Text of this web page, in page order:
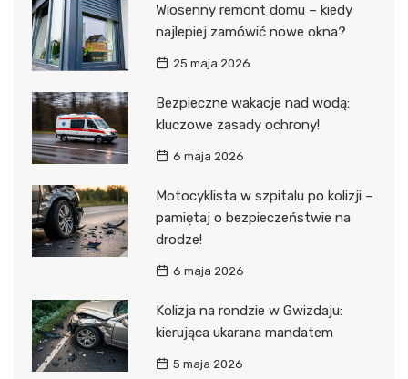
Wiosenny remont domu – kiedy
najlepiej zamówić nowe okna?
25 maja 2026
Bezpieczne wakacje nad wodą:
kluczowe zasady ochrony!
6 maja 2026
Motocyklista w szpitalu po kolizji –
pamiętaj o bezpieczeństwie na
drodze!
6 maja 2026
Kolizja na rondzie w Gwizdaju:
kierująca ukarana mandatem
5 maja 2026